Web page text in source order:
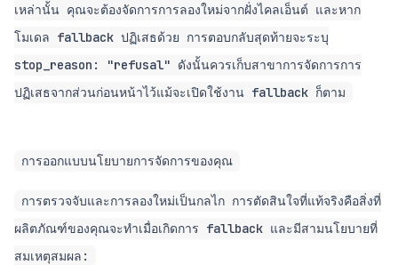
เหล่านั้น คุณจะต้องจัดการการลองใหม่จากฝั่งไคลเอ็นต์ และหาก
โมเดล fallback ปฏิเสธด้วย การตอบกลับสุดท้ายจะระบุ
stop_reason: "refusal" ดังนั้นควรเก็บสาขาการจัดการการ
ปฏิเสธจากส่วนก่อนหน้าไว้แม้จะเปิดใช้งาน fallback ก็ตาม
การออกแบบนโยบายการจัดการของคุณ
การตรวจจับและการลองใหม่เป็นกลไก การตัดสินใจที่แท้จริงคือสิ่งที่
ผลิตภัณฑ์ของคุณจะทำเมื่อเกิดการ fallback และมีสามนโยบายที่
สมเหตุสมผล: